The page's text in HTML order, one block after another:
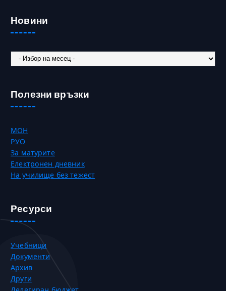
Новини
Новини
Полезни връзки
МОН
РУО
За матурите
Електронен дневник
На училище без тежест
Ресурси
Учебници
Документи
Архив
Други